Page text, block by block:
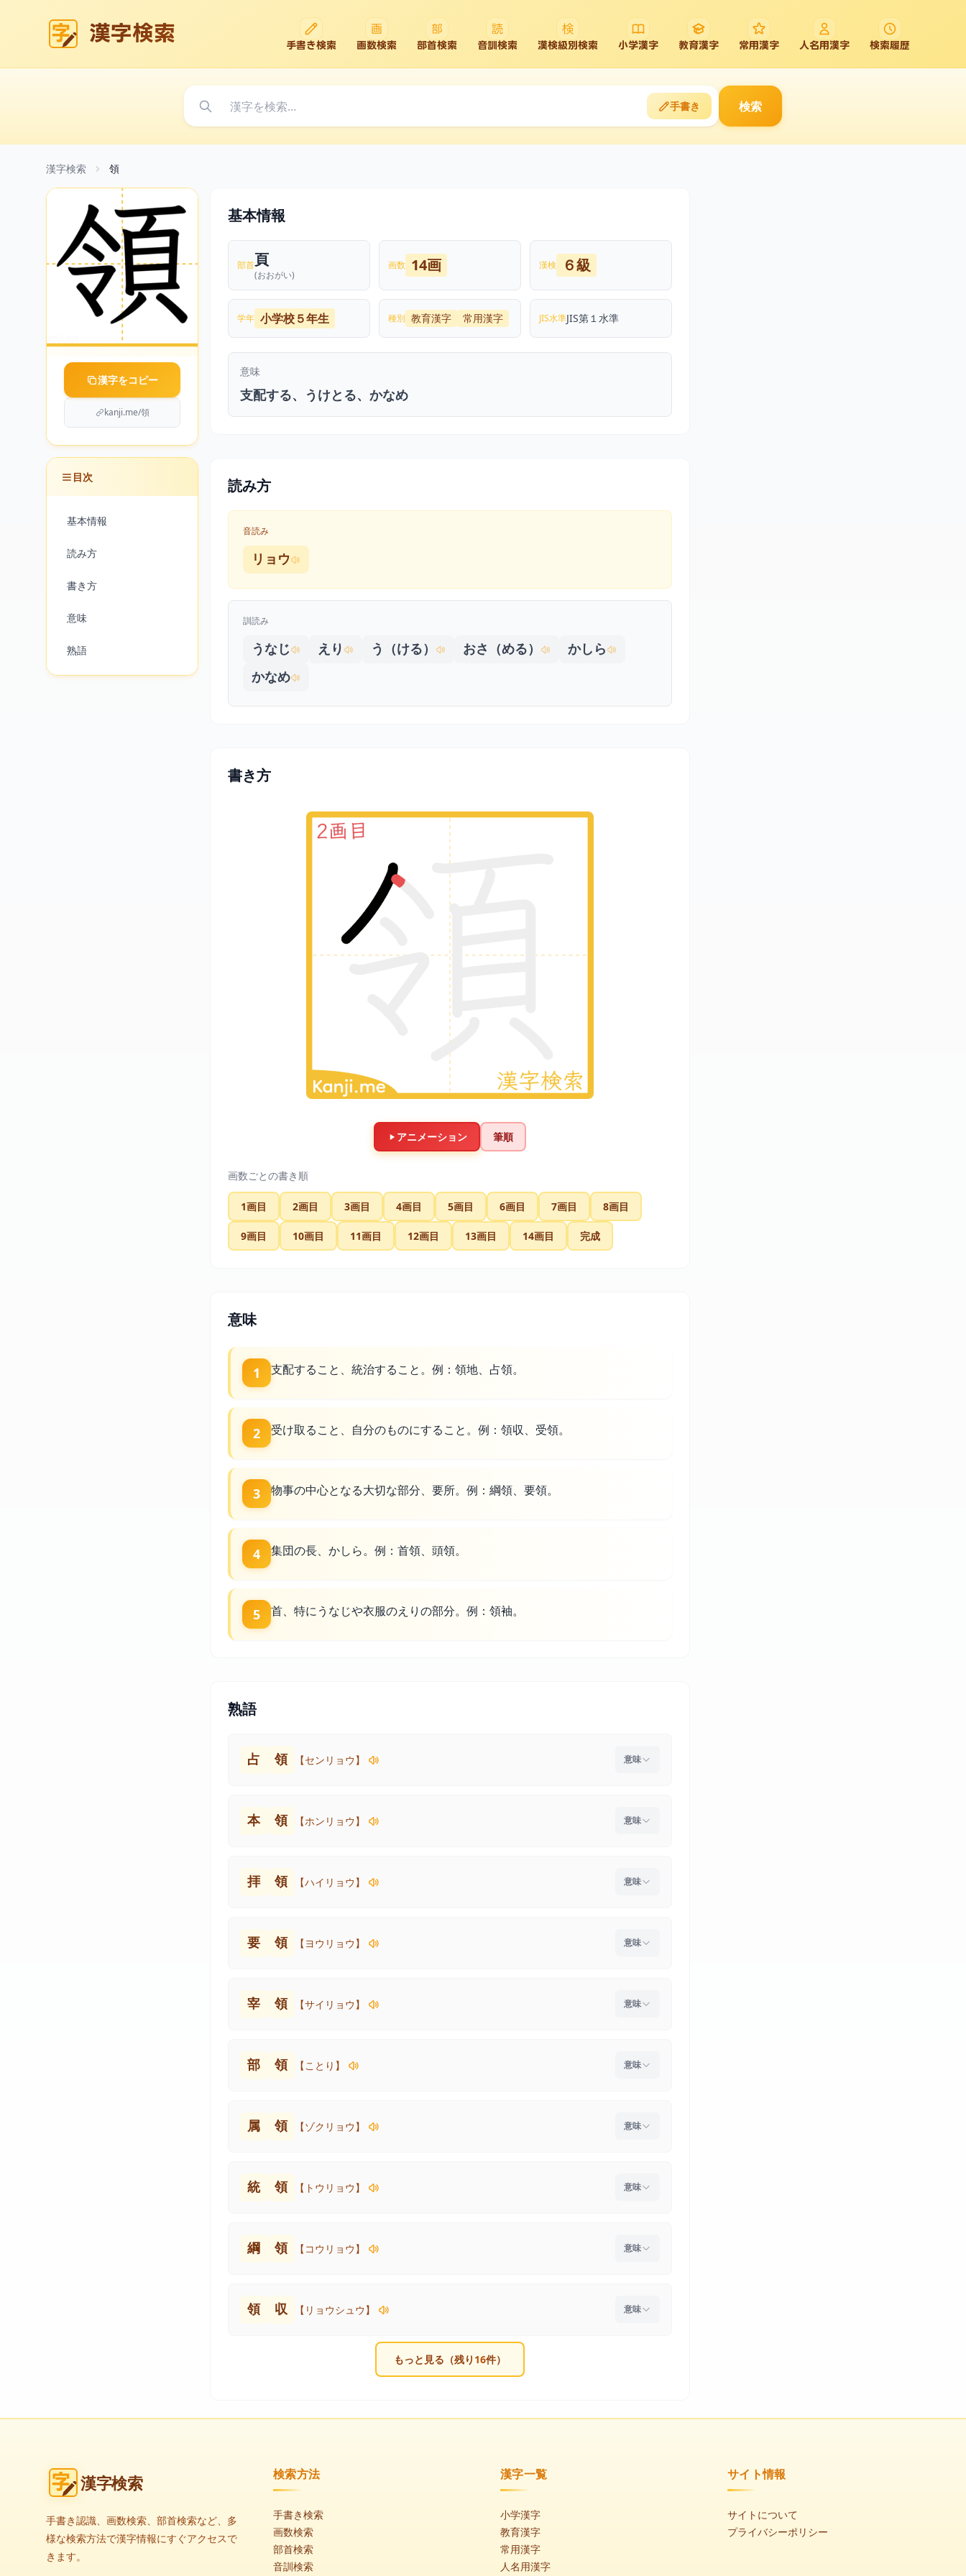
漢字検索 手書き検索 画数検索 部首検索 音訓検索 漢検級別検索 小学漢字 教育漢字 常用漢字 人名用漢字 検索履歴
手書き 検索
漢字検索 領
漢字をコピー
kanji.me/領
目次
基本情報
読み方
書き方
意味
熟語
基本情報
部首頁
(おおがい)
画数 14画 漢検 ６級
学年 小学校５年生 種別 教育漢字 常用漢字 JIS水準JIS第１水準
意味
支配する、うけとる、かなめ
読み方
音読み
リョウ
訓読み
うなじ えり う（ける） おさ（める）
かしら
かなめ
書き方
アニメーション 筆順
画数ごとの書き順
1画目 2画目 3画目 4画目 5画目 6画目 7画目 8画目
9画目 10画目 11画目 12画目 13画目 14画目 完成
意味
1 支配すること、統治すること。例：領地、占領。
2 受け取ること、自分のものにすること。例：領収、受領。
3 物事の中心となる大切な部分、要所。例：綱領、要領。
4 集団の長、かしら。例：首領、頭領。
5 首、特にうなじや衣服のえりの部分。例：領袖。
熟語
占 領 【センリョウ】
本 領 【ホンリョウ】
拝 領 【ハイリョウ】
要 領 【ヨウリョウ】
宰 領 【サイリョウ】
部 領 【ことり】
属 領 【ゾクリョウ】
統 領 【トウリョウ】
綱 領 【コウリョウ】
領 収 【リョウシュウ】
もっと見る（残り 16件）
漢字検索
手書き認識、画数検索、部首検索など、多
様な検索方法で漢字情報にすぐアクセスで
きます。
検索方法
手書き検索
画数検索
部首検索
音訓検索
漢字一覧
小学漢字
教育漢字
常用漢字
人名用漢字
サイト情報
サイトについて
プライバシーポリシー